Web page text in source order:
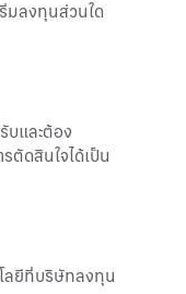
มลงทุนส่วนใด
บและต้อง
ตัดสินใจได้เป็น
ลยีที่บริษัทลงทุน